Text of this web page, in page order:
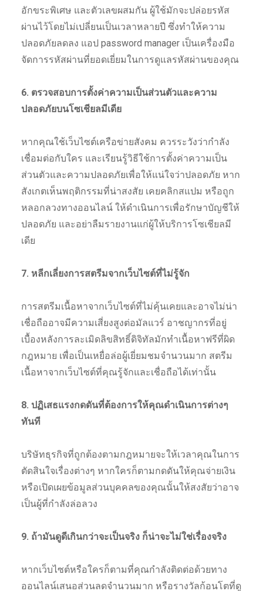
อักขระพิเศษ และตัวเลขผสมกัน ผู้ใช้มักจะปล่อยรหัส
ผ่านไว้โดยไม่เปลี่ยนเป็นเวลาหลายปี ซึ่งทำให้ความ
ปลอดภัยลดลง แอป password manager เป็นเครื่องมือ
จัดการรหัสผ่านที่ยอดเยี่ยมในการดูแลรหัสผ่านของคุณ
6. ตรวจสอบการตั้งค่าความเป็นส่วนตัวและความ
ปลอดภัยบนโซเชียลมีเดีย
หากคุณใช้เว็บไซต์เครือข่ายสังคม ควรระวังว่ากำลัง
เชื่อมต่อกับใคร และเรียนรู้วิธีใช้การตั้งค่าความเป็น
ส่วนตัวและความปลอดภัยเพื่อให้แน่ใจว่าปลอดภัย หาก
สังเกตเห็นพฤติกรรมที่น่าสงสัย เคยคลิกสแปม หรือถูก
หลอกลวงทางออนไลน์ ให้ดำเนินการเพื่อรักษาบัญชีให้
ปลอดภัย และอย่าลืมรายงานแก่ผู้ให้บริการโซเชียลมี
เดีย
7. หลีกเลี่ยงการสตรีมจากเว็บไซต์ที่ไม่รู้จัก
การสตรีมเนื้อหาจากเว็บไซต์ที่ไม่คุ้นเคยและอาจไม่น่า
เชื่อถืออาจมีความเสี่ยงสูงต่อมัลแวร์ อาชญากรที่อยู่
เบื้องหลังการละเมิดลิขสิทธิ์ดิจิทัลมักทำเนื้อหาฟรีที่ผิด
กฎหมาย เพื่อเป็นเหยื่อล่อผู้เยี่ยมชมจำนวนมาก สตรีม
เนื้อหาจากเว็บไซต์ที่คุณรู้จักและเชื่อถือได้เท่านั้น
8. ปฏิเสธแรงกดดันที่ต้องการให้คุณดำเนินการต่างๆ
ทันที
บริษัทธุรกิจที่ถูกต้องตามกฎหมายจะให้เวลาคุณในการ
ตัดสินใจเรื่องต่างๆ หากใครก็ตามกดดันให้คุณจ่ายเงิน
หรือเปิดเผยข้อมูลส่วนบุคคลของคุณนั้นให้สงสัยว่าอาจ
เป็นผู้ที่กำลังล่อลวง
9. ถ้ามันดูดีเกินกว่าจะเป็นจริง ก็น่าจะไม่ใช่เรื่องจริง
หากเว็บไซต์หรือใครก็ตามที่คุณกำลังติดต่อด้วยทาง
ออนไลน์เสนอส่วนลดจำนวนมาก หรือรางวัลก้อนโตที่ดู